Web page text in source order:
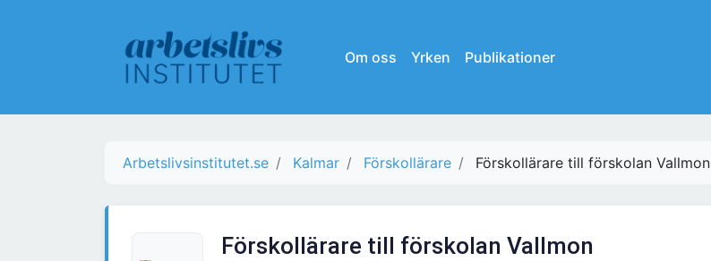
Om oss Yrken Publikationer
Arbetslivsinstitutet.se Kalmar Förskollärare Förskollärare till förskolan Vallmon
Förskollärare till förskolan Vallmon